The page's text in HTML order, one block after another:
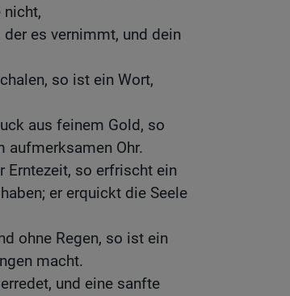
nicht,
es vernimmt, und dein
so ist ein Wort,
aus feinem Gold, so
aufmerksamen Ohr.
Erntezeit, so erfrischt ein
er erquickt die Seele
ohne Regen, so ist ein
macht.
und eine sanfte